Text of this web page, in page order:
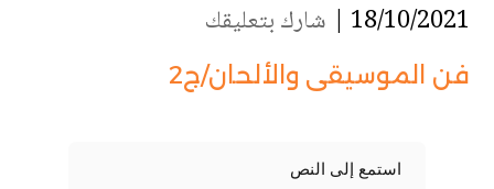
18/10/2021 | شارك بتعليقك
فن الموسيقى والألحان/ج2
استمع إلى النص